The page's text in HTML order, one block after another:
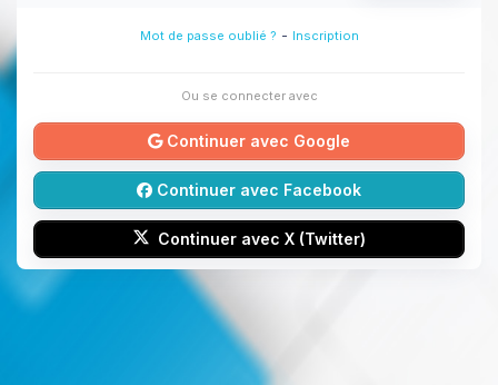
Mot de passe oublié ? - Inscription
Ou se connecter avec
Continuer avec Google
Continuer avec Facebook
Continuer avec X (Twitter)